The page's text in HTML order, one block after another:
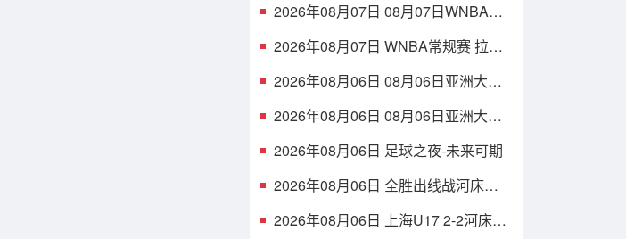
2026年08月07日 08月07日WNBA常
猫 全场集锦
2026年08月07日 WNBA常规赛 拉斯
场集锦
2026年08月06日 08月06日亚洲大学
律宾大学 集锦
2026年08月06日 08月06日亚洲大学
高丽大学 集锦
2026年08月06日 足球之夜-未来可期
2026年08月06日 全胜出线战河床
源登场1分钟传射
2026年08月06日 上海U17 2-2河床锁